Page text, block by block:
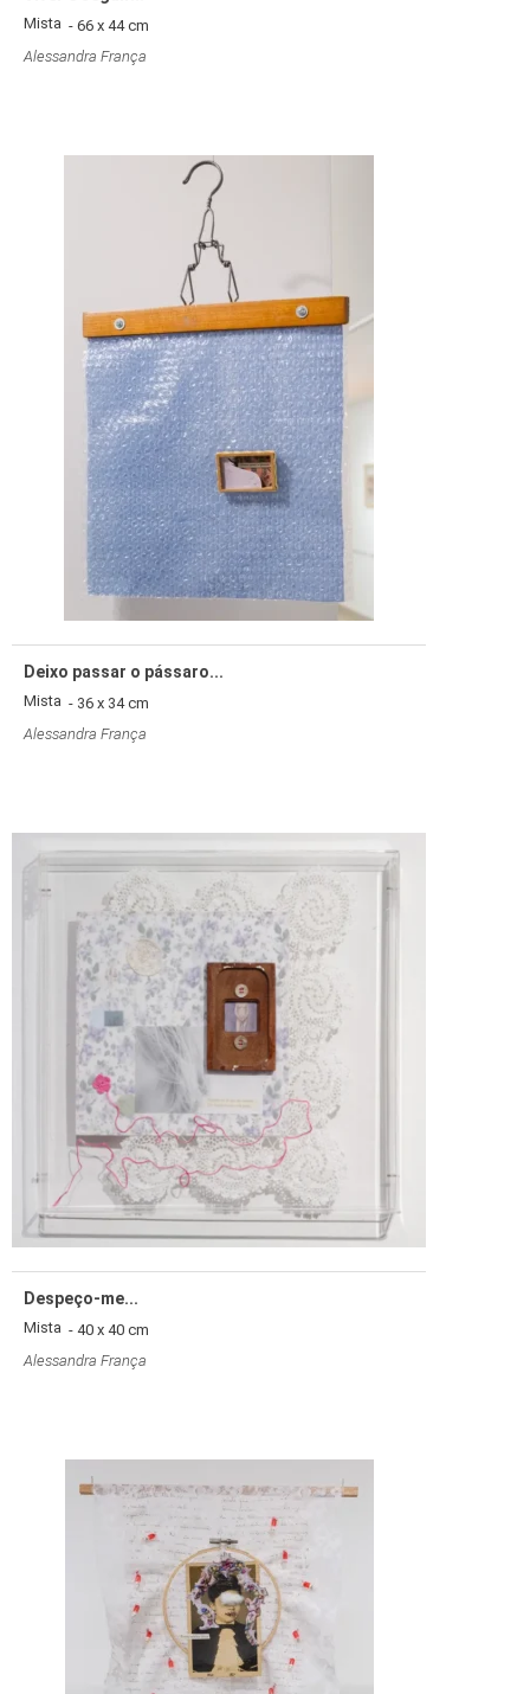
Mista - 66 x 44 cm
Alessandra França
Deixo passar o pássaro...
Mista - 36 x 34 cm
Alessandra França
Despeço-me...
Mista - 40 x 40 cm
Alessandra França